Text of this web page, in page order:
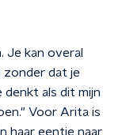
Je kan overal
zonder dat je
denkt als dit mijn
Voor Arita is
haar eentje naar